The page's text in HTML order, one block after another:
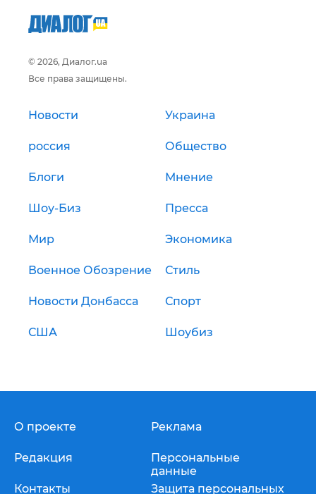
© 2026, Диалог.ua
Все права защищены.
Новости Украина
россия Общество
Блоги Мнение
Шоу-Биз Пресса
Мир Экономика
Военное Обозрение Стиль
Новости Донбасса Спорт
США Шоубиз
О проекте
Редакция
Контакты
Реклама
Персональные
данные
Защита персональных